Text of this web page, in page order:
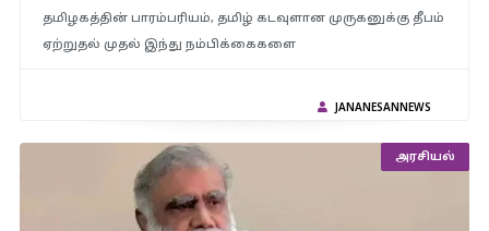
தமிழகத்தின் பாரம்பரியம், தமிழ் கடவுளான முருகனுக்கு தீபம்
ஏற்றுதல் முதல் இந்து நம்பிக்கைகளை
JANANESANNEWS
அரசியல்